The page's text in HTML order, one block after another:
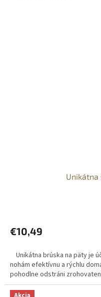
Unikátna
€10,49
Unikátna brúska na päty je
nohám efektívnu a rýchlu
pohodlne odstráni